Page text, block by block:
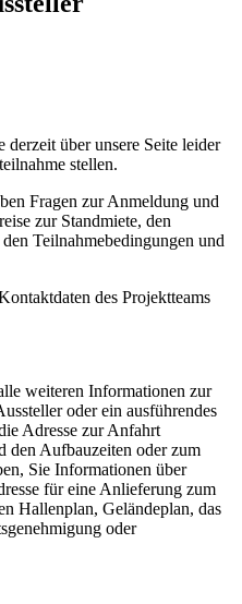
derzeit über unsere Seite leider
stellen.
Fragen zur Anmeldung und
zur Standmiete, den
Teilnahmebedingungen und
des Projektteams
weiteren Informationen zur
oder ein ausführendes
Adresse zur Anfahrt
den Aufbauzeiten oder zum
Sie Informationen über
für eine Anlieferung zum
Hallenplan, Geländeplan, das
oder